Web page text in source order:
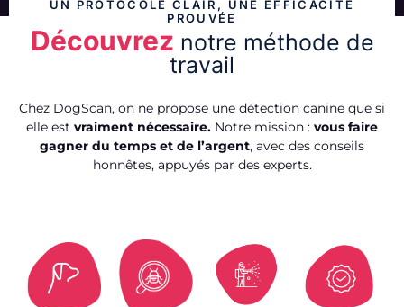
UN PROTOCOLE CLAIR, UNE EFFICACITÉ
PROUVÉE
Découvrez notre méthode de
travail
Chez DogScan, on ne propose une détection canine que si
elle est vraiment nécessaire. Notre mission : vous faire
gagner du temps et de l’argent, avec des conseils
honnêtes, appuyés par des experts.